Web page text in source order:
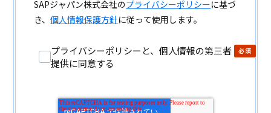
SAPジャパン株式会社のプライバシーポリシーに基づ
き、個人情報保護方針に従って使用します。
プライバシーポリシーと、個人情報の第三者
提供に同意する